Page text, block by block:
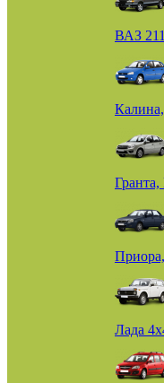
ВАЗ
Гранта,
Лада